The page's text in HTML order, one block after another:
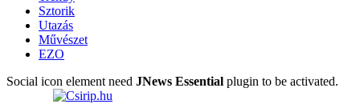
Sztorik
Utazás
Művészet
EZO
Social icon element need JNews Essential plugin to be activated.